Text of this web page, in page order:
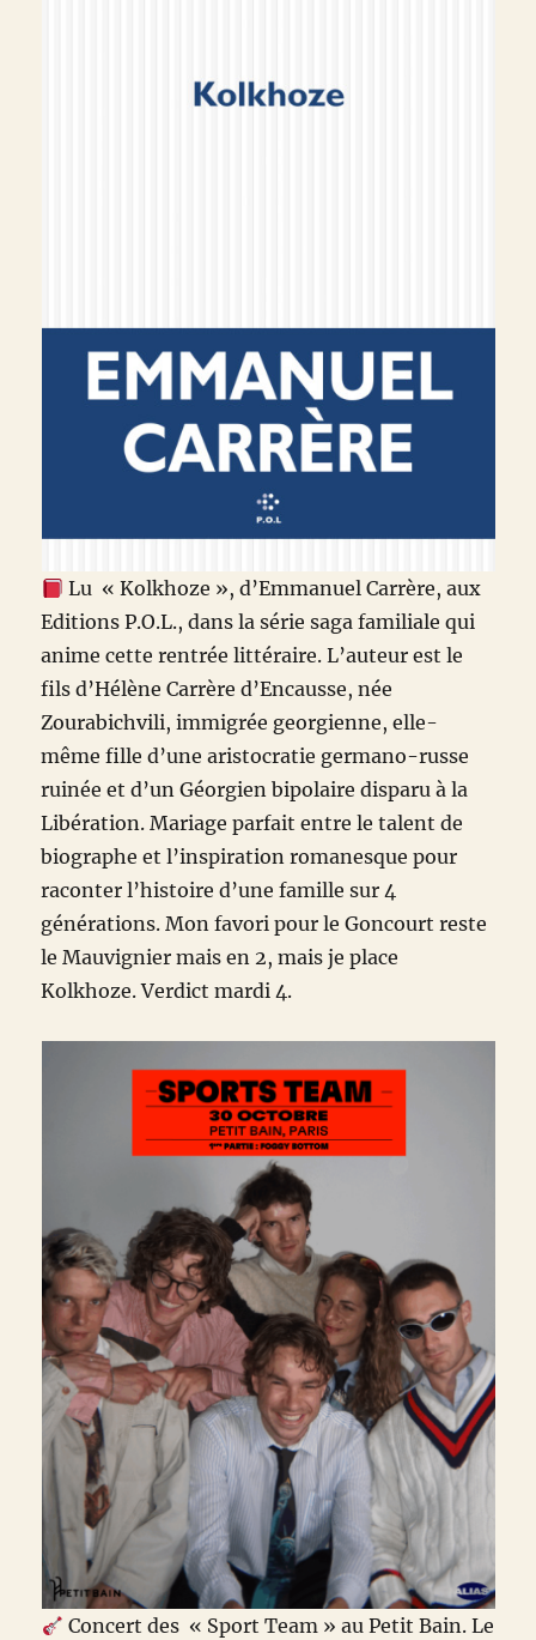
Lu « Kolkhoze », d’Emmanuel Carrère, aux
Editions P.O.L., dans la série saga familiale qui
anime cette rentrée littéraire. L’auteur est le
fils d’Hélène Carrère d’Encausse, née
Zourabichvili, immigrée georgienne, elle-
même fille d’une aristocratie germano-russe
ruinée et d’un Géorgien bipolaire disparu à la
Libération. Mariage parfait entre le talent de
biographe et l’inspiration romanesque pour
raconter l’histoire d’une famille sur 4
générations. Mon favori pour le Goncourt reste
le Mauvignier mais en 2, mais je place
Kolkhoze. Verdict mardi 4.
Concert des « Sport Team» au Petit Bain. Le